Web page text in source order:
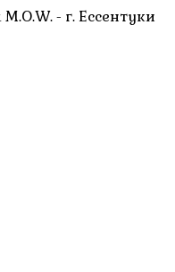
- г. Ессентуки
компонентов